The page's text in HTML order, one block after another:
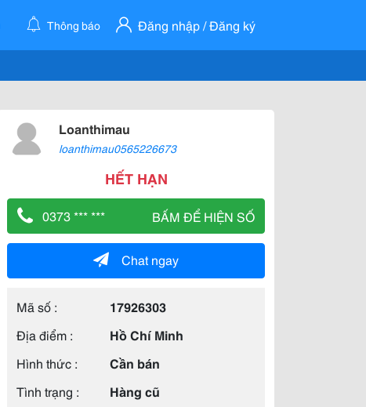
Thông báo Đăng nhập / Đăng ký
Loanthimau
loanthimau0565226673
HẾT HẠN
0373 *** *** BẤM ĐỂ HIỆN SỐ
Chat ngay
Mã số :
17926303
Địa điểm :
Hồ Chí Minh
Hình thức :
Cần bán
Tình trạng :
Hàng cũ